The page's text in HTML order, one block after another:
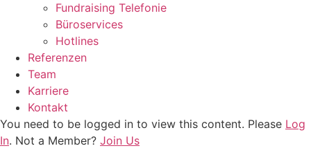
Fundraising Telefonie
Büroservices
Hotlines
Referenzen
Team
Karriere
Kontakt
You need to be logged in to view this content. Please Log
In. Not a Member? Join Us